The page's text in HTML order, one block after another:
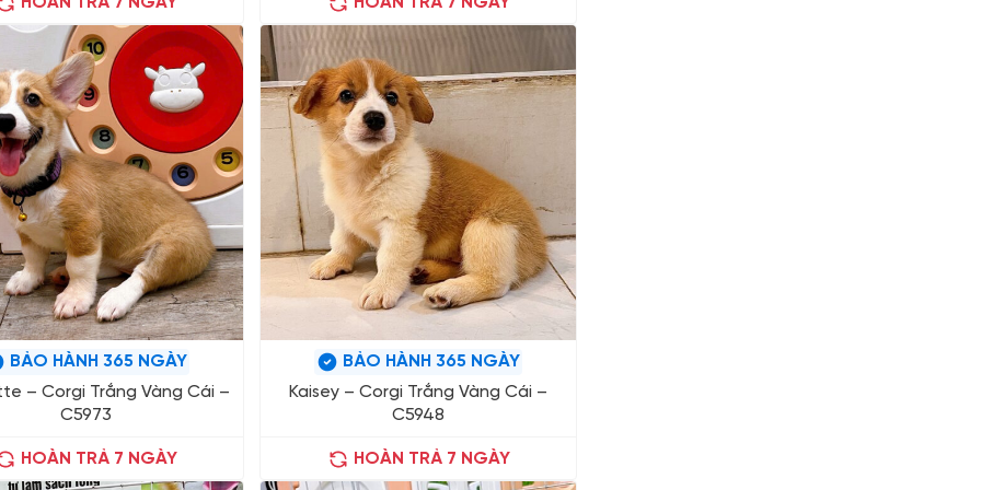
HOÀN TRẢ 7 NGÀY HOÀN TRẢ 7 NGÀY
BẢO HÀNH 365 NGÀY
– Corgi Trắng Vàng Cái –
C5973
HOÀN TRẢ 7 NGÀY
BẢO HÀNH 365 NGÀY
Kaisey – Corgi Trắng Vàng Cái –
C5948
HOÀN TRẢ 7 NGÀY